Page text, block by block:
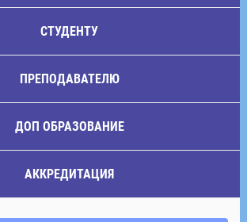
СТУДЕНТУ
ПРЕПОДАВАТЕЛЮ
ДОП ОБРАЗОВАНИЕ
АККРЕДИТАЦИЯ